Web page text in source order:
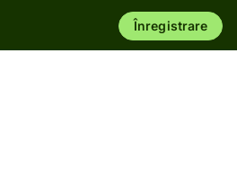
Înregistrare